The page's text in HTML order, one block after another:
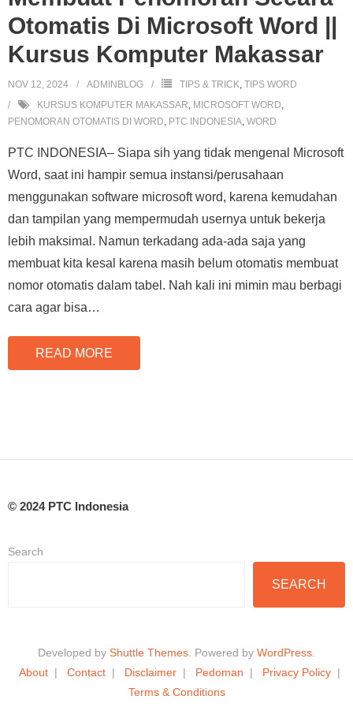
Otomatis Di Microsoft Word ||
Kursus Komputer Makassar
NOV 12, 2024 ADMINBLOG TIPS & TRICK, TIPS WORD
KURSUS KOMPUTER MAKASSAR, MICROSOFT WORD,
PENOMORAN OTOMATIS DI WORD, PTC INDONESIA, WORD
PTC INDONESIA– Siapa sih yang tidak mengenal Microsoft
Word, saat ini hampir semua instansi/perusahaan
menggunakan software microsoft word, karena kemudahan
dan tampilan yang mempermudah usernya untuk bekerja
lebih maksimal. Namun terkadang ada-ada saja yang
membuat kita kesal karena masih belum otomatis membuat
nomor otomatis dalam tabel. Nah kali ini mimin mau berbagi
cara agar bisa…
READ MORE
© 2024 PTC Indonesia
Search
SEARCH
Developed by Shuttle Themes . Powered by WordPress
About
Contact Disclaimer Pedoman
Privacy Policy
Terms & Conditions